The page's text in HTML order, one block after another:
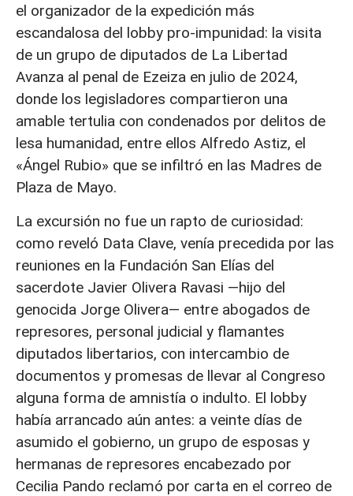
el organizador de la expedición más
escandalosa del lobby pro-impunidad: la visita
de un grupo de diputados de La Libertad
Avanza al penal de Ezeiza en julio de 2024,
donde los legisladores compartieron una
amable tertulia con condenados por delitos de
lesa humanidad, entre ellos Alfredo Astiz, el
«Ángel Rubio» que se infiltró en las Madres de
Plaza de Mayo.
La excursión no fue un rapto de curiosidad:
como reveló Data Clave, venía precedida por las
reuniones en la Fundación San Elías del
sacerdote Javier Olivera Ravasi —hijo del
genocida Jorge Olivera— entre abogados de
represores, personal judicial y flamantes
diputados libertarios, con intercambio de
documentos y promesas de llevar al Congreso
alguna forma de amnistía o indulto. El lobby
había arrancado aún antes: a veinte días de
asumido el gobierno, un grupo de esposas y
hermanas de represores encabezado por
Cecilia Pando reclamó por carta en el correo de